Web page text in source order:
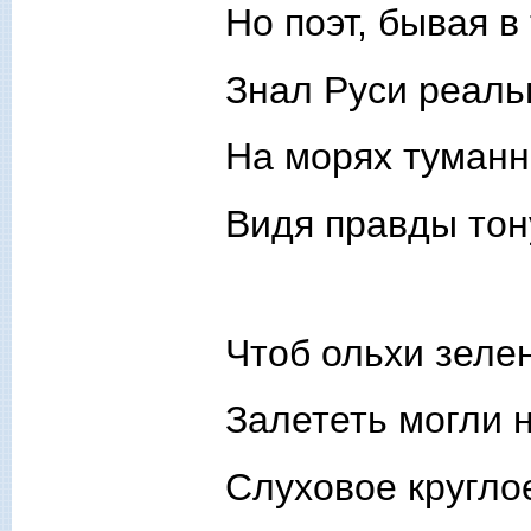
Но поэт, бывая
Знал Руси
На морях
Видя правды
Чтоб ольхи
Залететь могли
Слуховое